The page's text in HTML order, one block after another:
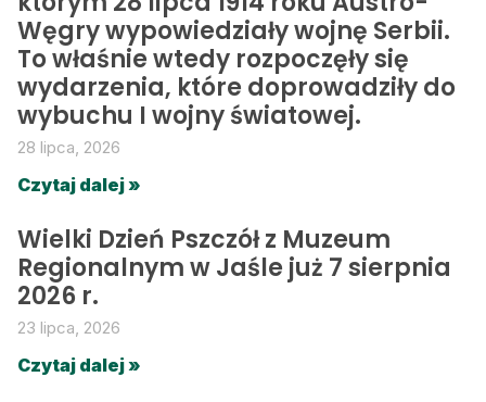
Węgry wypowiedziały wojnę Serbii.
To właśnie wtedy rozpoczęły się
wydarzenia, które doprowadziły do
wybuchu I wojny światowej.
28 lipca, 2026
Czytaj dalej »
Wielki Dzień Pszczół z Muzeum
Regionalnym w Jaśle już 7 sierpnia
2026 r.
23 lipca, 2026
Czytaj dalej »